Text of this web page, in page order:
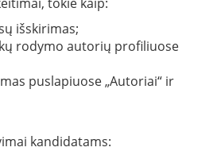
išskirimas;
rodymo autorių profiliuose
puslapiuose „Autoriai“ ir
kandidatams: